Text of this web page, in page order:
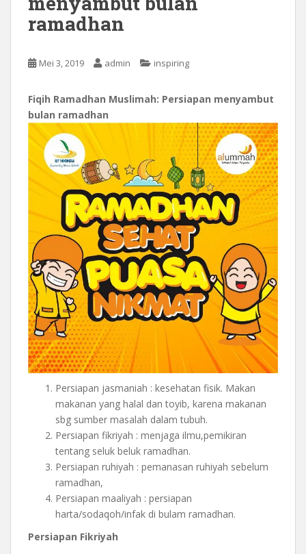
ramadhan
Mei 3, 2019 admin inspiring
Fiqih Ramadhan Muslimah: Persiapan menyambut
bulan ramadhan
Persiapan jasmaniah : kesehatan fisik. Makan
makanan yang halal dan toyib, karena makanan
sbg sumber masalah dalam tubuh.
Persiapan fikriyah : menjaga ilmu,pemikiran
tentang seluk beluk ramadhan.
Persiapan ruhiyah : pemanasan ruhiyah sebelum
ramadhan,
Persiapan maaliyah : persiapan
harta/sodaqoh/infak di bulam ramadhan.
Persiapan Fikriyah